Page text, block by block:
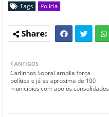
Tags Polícia
ANTIGOS
Carlinhos Sobral amplia força
política e já se aproxima de 100
municípios com apoios consolidados